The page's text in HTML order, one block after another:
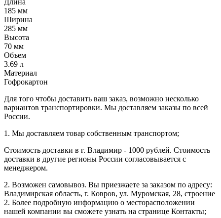
185 мм
Ширина
285 мм
Высота
70 мм
Объем
3.69 л
Материал
Гофрокартон
Для того чтобы доставить ваш заказ, возможно несколько
вариантов транспортировки. Мы доставляем заказы по всей
России.
1. Мы доставляем товар собственным транспортом;
Стоимость доставки в г. Владимир - 1000 рублей. Стоимость
доставки в другие регионы России согласовывается с
менеджером.
2. Возможен самовывоз. Вы приезжаете за заказом по адресу:
Владимирская область, г. Ковров, ул. Муромская, 28, строение
2. Более подробную информацию о месторасположении
нашей компании вы сможете узнать на странице Контакты;